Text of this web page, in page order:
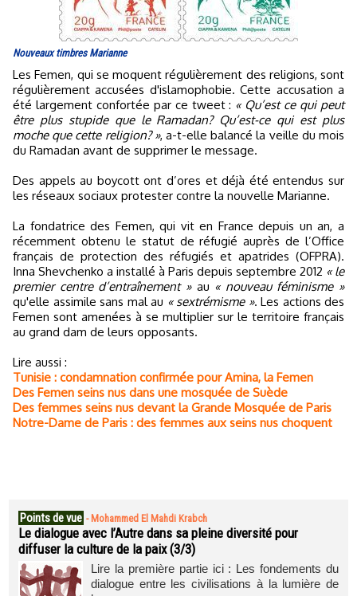
Nouveaux timbres Marianne
Les Femen, qui se moquent régulièrement des religions, sont
régulièrement accusées d'islamophobie. Cette accusation a
été largement confortée par ce tweet : « Qu’est ce qui peut
être plus stupide que le Ramadan? Qu’est-ce qui est plus
moche que cette religion? », a-t-elle balancé la veille du mois
du Ramadan avant de supprimer le message.
Des appels au boycott ont d’ores et déjà été entendus sur
les réseaux sociaux protester contre la nouvelle Marianne.
La fondatrice des Femen, qui vit en France depuis un an, a
récemment obtenu le statut de réfugié auprès de l’Office
français de protection des réfugiés et apatrides (OFPRA).
Inna Shevchenko a installé à Paris depuis septembre 2012 « le
premier centre d’entraînement »au « nouveau féminisme »
qu'elle assimile sans mal au « sextrémisme ». Les actions des
Femen sont amenées à se multiplier sur le territoire français
au grand dam de leurs opposants.
Lire aussi :
Tunisie : condamnation confirmée pour Amina, la Femen
Des Femen seins nus dans une mosquée de Suède
Des femmes seins nus devant la Grande Mosquée de Paris
Notre-Dame de Paris : des femmes aux seins nus choquent
Points de vue - Mohammed El Mahdi Krabch
Le dialogue avec l’Autre dans sa pleine diversité pour
diffuser la culture de la paix (3/3)
Lire la première partie ici : Les fondements du
dialogue entre les civilisations à la lumière de